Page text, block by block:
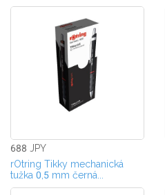
688 JPY
rOtring Tikky mechanická
tužka 0,5 mm černá...